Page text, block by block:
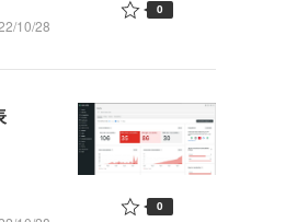
10/28
0
0